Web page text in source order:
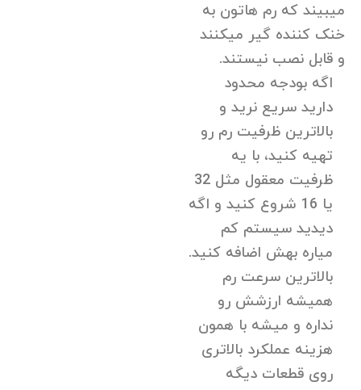
میبیند که رم هاتون به
خنک کننده گیر میکنند
و قابل نصب نیستند.
اگه بودجه محدود
دارید سریع نرید و
بالاترین ظرفیت رم رو
تهیه کنید، با یه
ظرفیت معقول مثل 32
یا 16 شروع کنید و اگه
دیدید سیستم کم
میاره بهش اضافه کنید.
بالاترین سرعت رم
همیشه ارزشش رو
نداره و میشه با همون
هزینه عملکرد بالاتری
روی قطعات دیگه